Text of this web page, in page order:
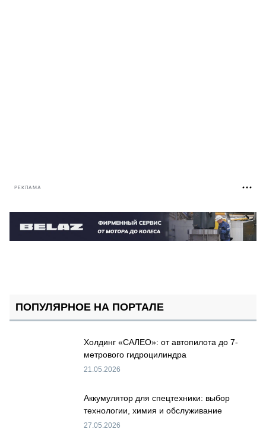
РЕКЛАМА
ПОПУЛЯРНОЕ НА ПОРТАЛЕ
Холдинг «САЛЕО»: от автопилота до 7-
метрового гидроцилиндра
21.05.2026
Аккумулятор для спецтехники: выбор
технологии, химия и обслуживание
27.05.2026